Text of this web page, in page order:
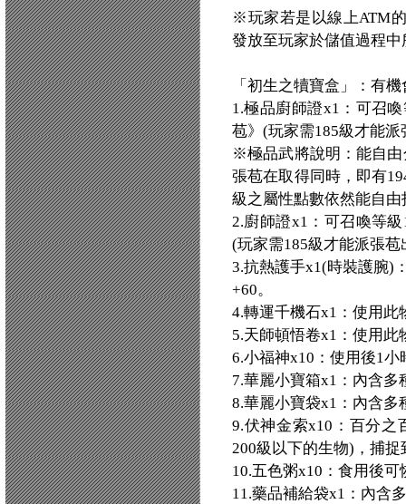
※玩家若是以線上ATM
發放至玩家於儲值過程
「初生之犢寶盒」：有
1.極品廚師證x1：可召
苞》(玩家需185級才能派
※極品武將說明：能自由
張苞在取得同時，即有
級之屬性點數依然能自由
2.廚師證x1：可召喚等
(玩家需185級才能派張苞
3.抗熱護手x1(時裝護腕)
+60。
4.轉運千機石x1：使用此
5.天師頓悟卷x1：使用
6.小福神x10：使用後1
7.華麗小寶箱x1：內含
8.華麗小寶袋x1：內含多
9.伏神金索x10：百分之
200級以下的生物)，捕
10.五色粥x10：食用後可
11.藥品補給袋x1：內含